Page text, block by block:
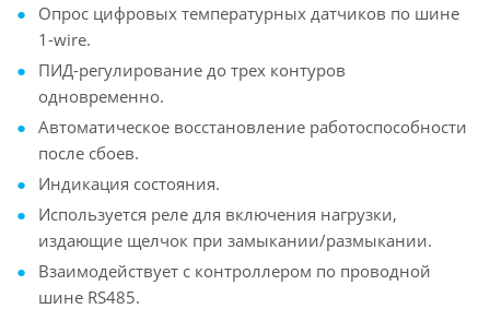
Опрос цифровых температурных датчиков по шине
1-wire.
ПИД-регулирование до трех контуров
одновременно.
Автоматическое восстановление работоспособности
после сбоев.
Индикация состояния.
Используется реле для включения нагрузки,
издающие щелчок при замыкании/размыкании.
Взаимодействует с контроллером по проводной
шине RS485.